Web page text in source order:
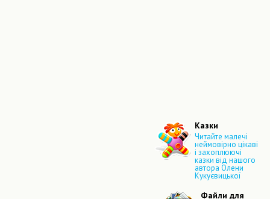
Казки
Читайте малечі
неймовірно цікаві
і захоплюючі
казки від нашого
автора Олени
Кукуєвицької
Файли для